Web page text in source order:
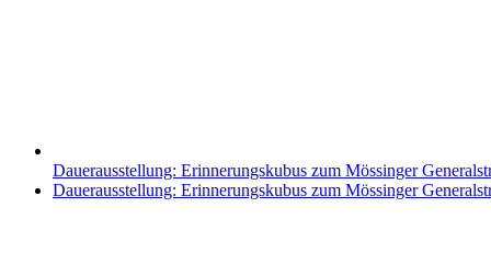
Dauerausstellung: Erinnerungskubus zum Mössinger
Nächster
Dauerausstellung: Erinnerungskubus zum Mössinger